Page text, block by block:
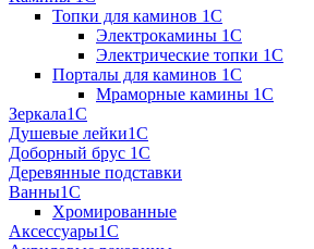
Топки для каминов 1C
Электрокамины 1С
Электрические топки 1C
Порталы для каминов 1С
Мраморные камины 1C
Зеркала1С
Душевые лейки1С
Доборный брус 1С
Деревянные подставки
Ванны1С
Хромированные
Аксессуары1С